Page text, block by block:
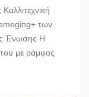
των
Ένωσης Η
με ράμφος